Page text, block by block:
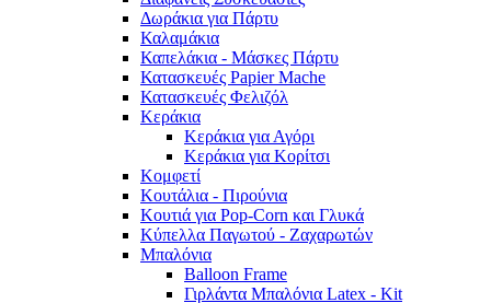
Δωράκια για Πάρτυ
Καλαμάκια
Καπελάκια - Μάσκες Πάρτυ
Κατασκευές Papier Mache
Κατασκευές Φελιζόλ
Κεράκια
Κεράκια για Αγόρι
Κεράκια για Κορίτσι
Κομφετί
Κουτάλια - Πιρούνια
Κουτιά για Pop-Corn και Γλυκά
Κύπελλα Παγωτού - Ζαχαρωτών
Μπαλόνια
Balloon Frame
Γιρλάντα Μπαλόνια Latex - Kit